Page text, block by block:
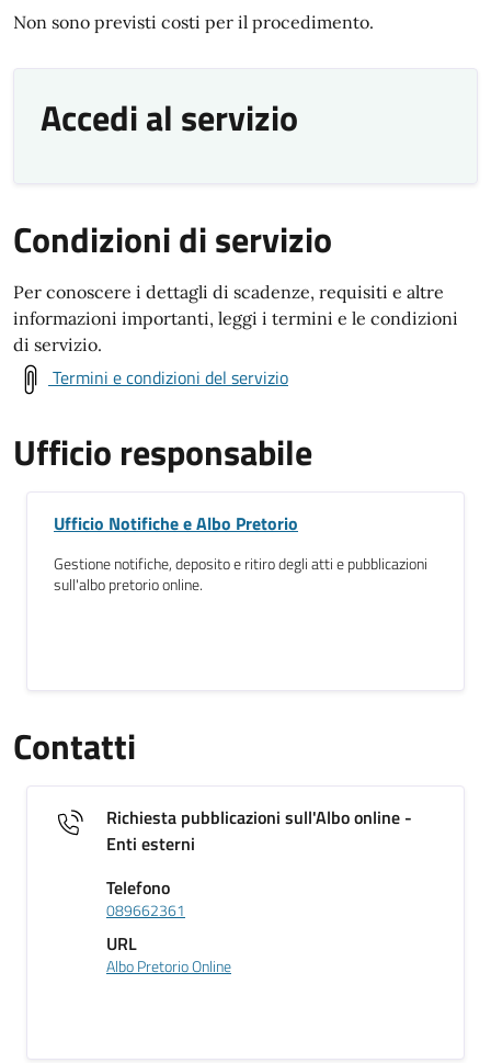
Non sono previsti costi per il procedimento.
Accedi al servizio
Condizioni di servizio
Per conoscere i dettagli di scadenze, requisiti e altre
informazioni importanti, leggi i termini e le condizioni
di servizio.
Termini e condizioni del servizio
Ufficio responsabile
Ufficio Notifiche e Albo Pretorio
Gestione notifiche, deposito e ritiro degli atti e pubblicazioni
sull'albo pretorio online.
Contatti
Richiesta pubblicazioni sull'Albo online -
Enti esterni
Telefono
089662361
URL
Albo Pretorio Online